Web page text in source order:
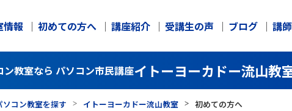
情報 初めての方へ 講座紹介 受講生の声 ブログ 講
教室なら パソコン市民講座イトーヨーカドー流山教
ソコン教室を探す イトーヨーカドー流山教室 初めての方へ